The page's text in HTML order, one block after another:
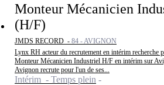
Monteur Mécanicien
(H/F)
JMDS RECORD - 84 - AVIGNON
Lynx RH acteur du recrutement en intérim recherche
Monteur Mécanicien Industriel H/F en intérim sur
Avignon recrute pour l'un de ses...
Intérim - Temps plein